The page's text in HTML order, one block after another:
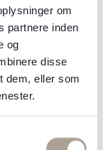
om
partnere inden
og
disse
dem, eller som